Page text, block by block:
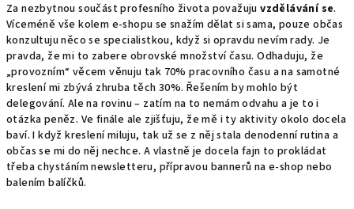
Za nezbytnou součást profesního života považujuvzdělávání se.
Víceméně vše kolem e-shopu se snažím dělat si sama, pouze občas
konzultuju něco se specialistkou, když si opravdu nevím rady. Je
pravda, že mi to zabere obrovské množství času. Odhaduju, že
„provozním“ věcem věnuju tak 70% pracovního času a na samotné
kreslení mi zbývá zhruba těch 30%. Řešením by mohlo být
delegování. Ale na rovinu – zatím na to nemám odvahu a je to i
otázka peněz. Ve finále ale zjišťuju, že mě i ty aktivity okolo docela
baví. I když kreslení miluju, tak už se z něj stala denodenní rutina a
občas se mi do něj nechce. A vlastně je docela fajn to prokládat
třeba chystáním newsletteru, přípravou bannerů na e-shop nebo
balením balíčků.